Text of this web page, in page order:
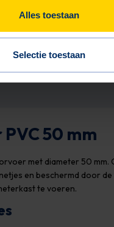
Alles toestaan
Selectie toestaan
CONTACT
50 mm
met diameter 50 mm.
en beschermd door de
te voeren.